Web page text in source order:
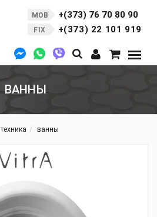
MOB +(373) 76 70 80 90
FIX +(373) 22 101 919
ВАННЫ
ванны